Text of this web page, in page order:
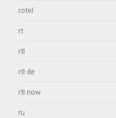
rotel
rt
rtl
rtl de
rtl now
ru